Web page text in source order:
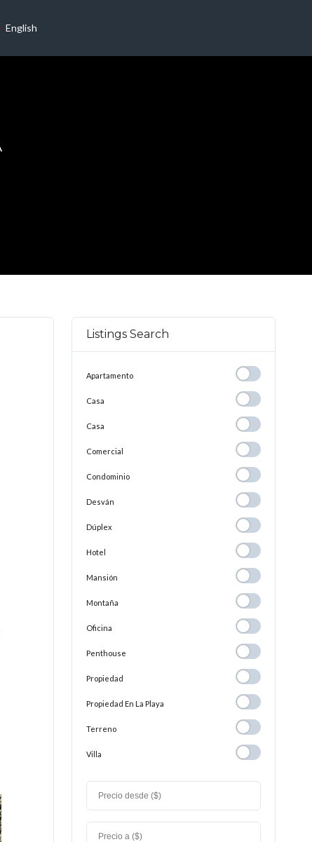
English
Listings Search
Apartamento Apartamento
Casa
Casa
Comercial Comercial
Condominio Condominio
Desván
Dúplex
Hotel
Mansión
Montaña Montaña
Oficina
Penthouse Penthouse
Propiedad Propiedad
Propiedad En La Playa
Propiedad En
La
Playa
Terreno
Villa